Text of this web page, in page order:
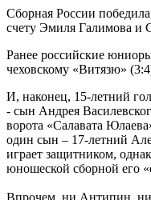
Сборная России
счету Эмиля Галимова и
Ранее российские
чеховскому «Витязю»
И, наконец, 15-летний
- сын Андрея
ворота «Салавата
один сын – 17-летний
играет защитником,
юношеской сборной его
Впрочем, ни Антипин, ни